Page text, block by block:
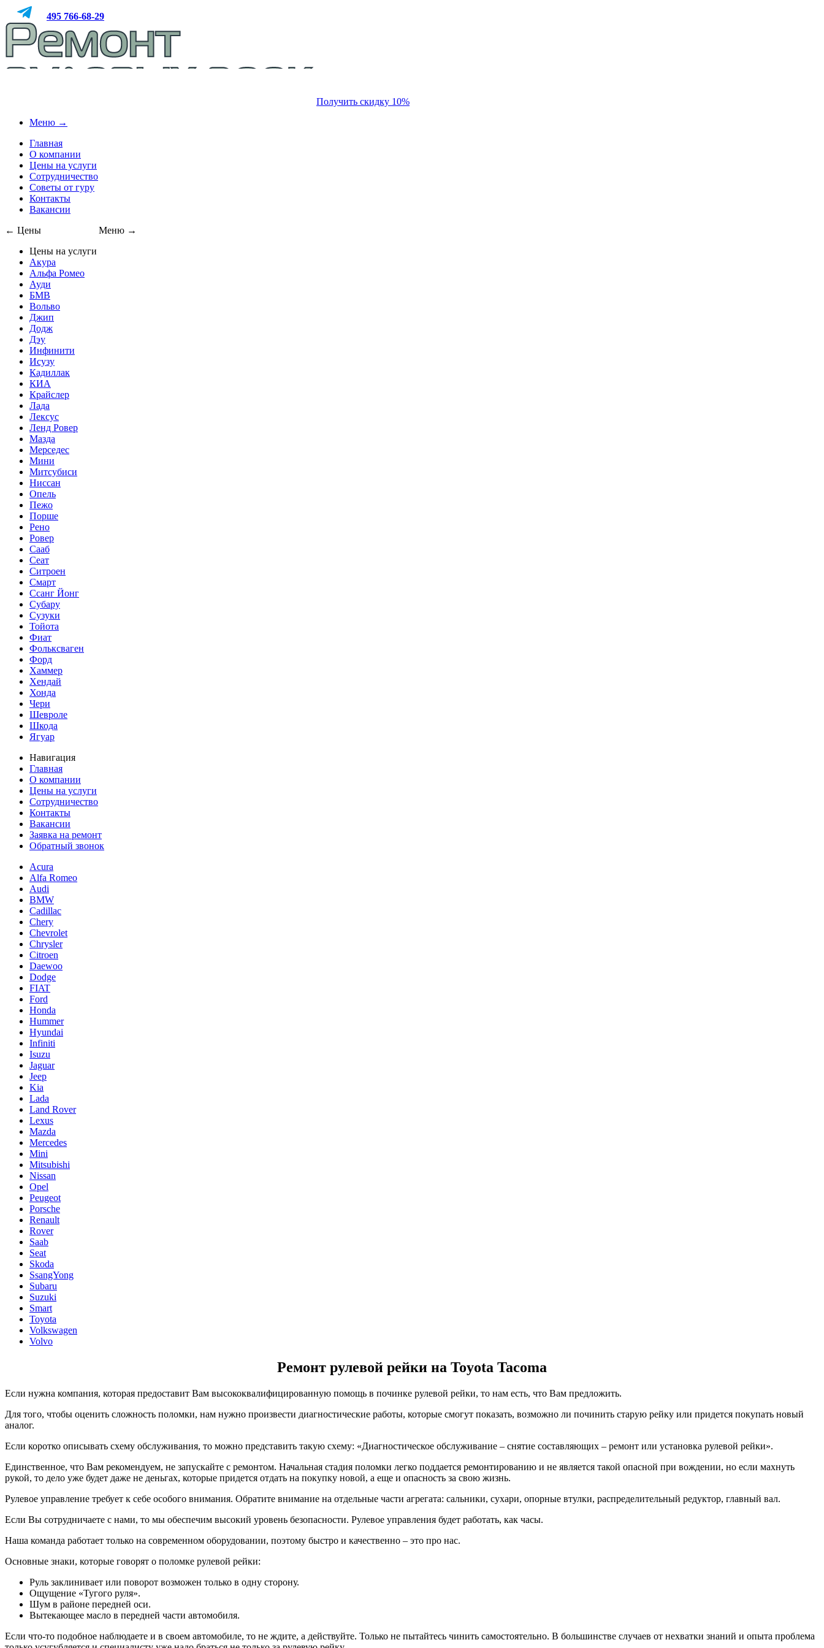
495 766-68-29
Получить скидку 10%
Меню →
Главная
О компании
Цены на услуги
Сотрудничество
Советы от гуру
Контакты
Вакансии
← Цены
Меню →
Цены на услуги
Акура
Альфа Ромео
Ауди
БМВ
Вольво
Джип
Додж
Дэу
Инфинити
Исузу
Кадиллак
КИА
Крайслер
Лада
Лексус
Ленд Ровер
Мазда
Мерседес
Мини
Митсубиси
Ниссан
Опель
Пежо
Порше
Рено
Ровер
Сааб
Сеат
Ситроен
Смарт
Ссанг Йонг
Субару
Сузуки
Тойота
Фиат
Фольксваген
Форд
Хаммер
Хендай
Хонда
Чери
Шевроле
Шкода
Ягуар
Навигация
Главная
О компании
Цены на услуги
Сотрудничество
Контакты
Вакансии
Заявка на ремонт
Обратный звонок
Acura
Alfa Romeo
Audi
BMW
Cadillac
Chery
Chevrolet
Chrysler
Citroen
Daewoo
Dodge
FIAT
Ford
Honda
Hummer
Hyundai
Infiniti
Isuzu
Jaguar
Jeep
Kia
Lada
Land Rover
Lexus
Mazda
Mercedes
Mini
Mitsubishi
Nissan
Opel
Peugeot
Porsche
Renault
Rover
Saab
Seat
Skoda
SsangYong
Subaru
Suzuki
Smart
Toyota
Volkswagen
Volvo
Ремонт рулевой рейки на Toyota Tacoma
Если нужна компания, которая предоставит Вам высококвалифицированную помощь в починке рулевой рейки, то нам есть, что Вам предложить.
Для того, чтобы оценить сложность поломки, нам нужно произвести диагностические работы, которые смогут показать, возможно ли починить старую рейку или придется покупать новый
аналог.
Если коротко описывать схему обслуживания, то можно представить такую схему: «Диагностическое обслуживание – снятие составляющих – ремонт или установка рулевой рейки».
Единственное, что Вам рекомендуем, не запускайте с ремонтом. Начальная стадия поломки легко поддается ремонтированию и не является такой опасной при вождении, но если махнуть
рукой, то дело уже будет даже не деньгах, которые придется отдать на покупку новой, а еще и опасность за свою жизнь.
Рулевое управление требует к себе особого внимания. Обратите внимание на отдельные части агрегата: сальники, сухари, опорные втулки, распределительный редуктор, главный вал.
Если Вы сотрудничаете с нами, то мы обеспечим высокий уровень безопасности. Рулевое управления будет работать, как часы.
Наша команда работает только на современном оборудовании, поэтому быстро и качественно – это про нас.
Основные знаки, которые говорят о поломке рулевой рейки:
Руль заклинивает или поворот возможен только в одну сторону.
Ощущение «Тугого руля».
Шум в районе передней оси.
Вытекающее масло в передней части автомобиля.
Если что-то подобное наблюдаете и в своем автомобиле, то не ждите, а действуйте. Только не пытайтесь чинить самостоятельно. В большинстве случаев от нехватки знаний и опыта проблема